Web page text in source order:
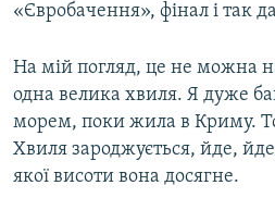
«Євробачення», фінал і так
На мій погляд, це не можна
одна велика хвиля. Я дуже
морем, поки жила в Криму.
Хвиля зароджується, йде,
якої висоти вона досягне.